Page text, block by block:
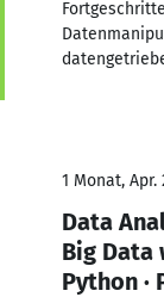
1 Monat, Apr.
Data
Big Data
Python ·